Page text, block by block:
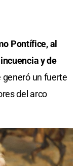
Pontífice, al
y de
generó un fuerte
del arco